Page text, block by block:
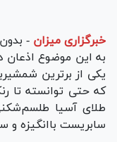
خبرگزاری میزان -
به این موضوع اذعان
یکی از برترین
که حتی توانسته تا
طلای آسیا
سابریست باانگیزه و